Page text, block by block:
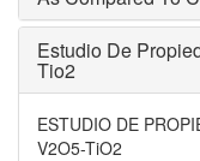
Estudio De
Tio2
ESTUDIO DE
V2O5-TiO2